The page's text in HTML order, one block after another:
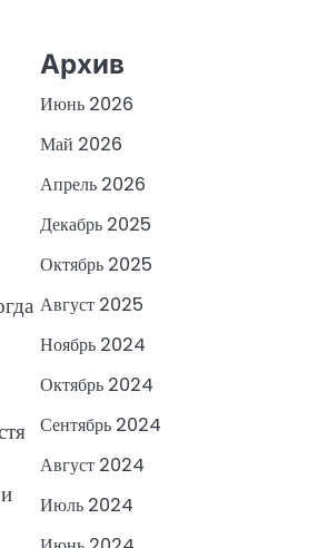
Архив
Июнь 2026
Май 2026
Апрель 2026
Декабрь 2025
Октябрь 2025
Август 2025
Ноябрь 2024
Октябрь 2024
Сентябрь 2024
Август 2024
Июль 2024